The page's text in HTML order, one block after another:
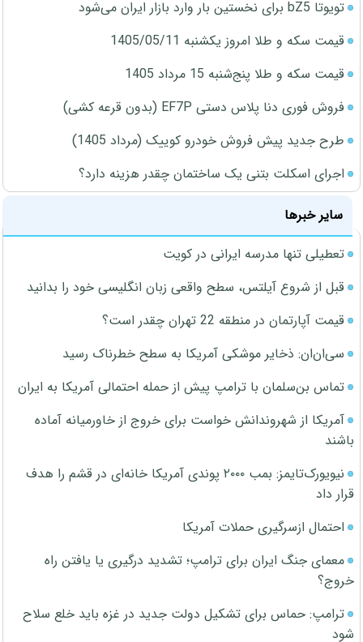
تویوتا bZ5 برای نخستین بار وارد بازار ایران می‌شود
قیمت سکه و طلا امروز یکشنبه 1405/05/11
قیمت سکه و طلا پنج‌شنبه 15 مرداد 1405
فروش فوری دنا پلاس دستی EF7P (بدون قرعه کشی)
طرح جدید پیش فروش خودرو کوییک (مرداد 1405)
اجرای اسکلت بتنی یک ساختمان چقدر هزینه دارد؟
سایر خبرها
تعطیلی تنها مدرسه ایرانی در کویت
قبل از شروع آیلتس، سطح واقعی زبان انگلیسی خود را بدانید
قیمت آپارتمان در منطقه 22 تهران چقدر است؟
سی‌ان‌ان: ذخایر موشکی آمریکا به سطح خطرناک رسید
تماس بن‌سلمان با ترامپ پیش از حمله احتمالی آمریکا به ایران
آمریکا از شهروندانش خواست برای خروج از خاورمیانه آماده
باشند
نیویورک‌تایمز: بمب ۲۰۰۰ پوندی آمریکا خانه‌ای در قشم را هدف
قرار داد
احتمال ازسرگیری حملات آمریکا
معمای جنگ ایران برای ترامپ؛ تشدید درگیری یا یافتن راه
خروج؟
ترامپ: حماس برای تشکیل دولت جدید در غزه باید خلع سلاح
شود